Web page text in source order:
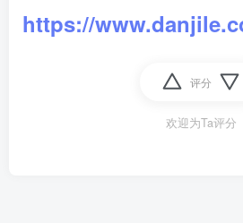
https://
评分
欢迎为Ta评分